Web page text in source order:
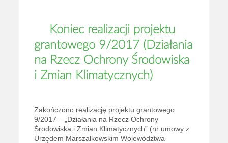
Koniec realizacji projektu
grantowego 9/2017 (Działania
na Rzecz Ochrony Środowiska
i Zmian Klimatycznych)
Zakończono realizację projektu grantowego
9/2017 – „Działania na Rzecz Ochrony
Środowiska i Zmian Klimatycznych” (nr umowy z
Urzędem Marszałkowskim Województwa